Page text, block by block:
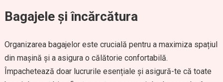
Bagajele și încărcătura
Organizarea bagajelor este crucială pentru a maximiza spațiul
din mașină și a asigura o călătorie confortabilă.
Împachetează doar lucrurile esențiale și asigură-te că toate